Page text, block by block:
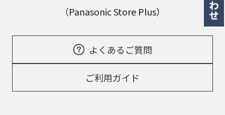
（Panasonic Store Plus）
よくあるご質問
ご利用ガイド